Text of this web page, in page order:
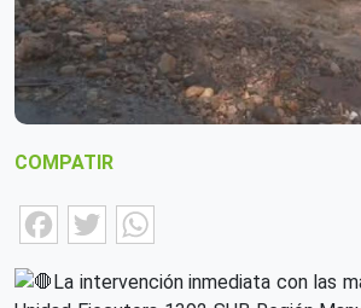
COMPATIR
Facebook
Twitter
La intervención inmediata con las